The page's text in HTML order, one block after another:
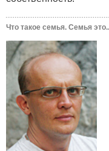
Что такое семья. Семья